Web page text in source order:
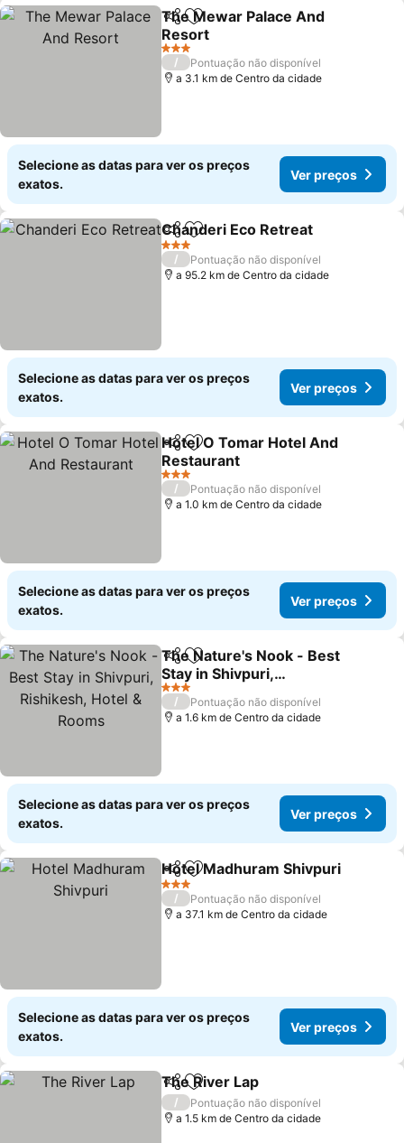
PartilharAdicionar aos favoritos
The Mewar Palace And
Resort
Ver preços
3 Estrelas
/
Pontuação não disponível
a 3.1 km de Centro da cidade
Selecione as datas para ver os preços
exatos.
Ver preços
PartilharAdicionar aos favoritos
Chanderi Eco Retreat
3 Estrelas
/
Pontuação não disponível
a 95.2 km de Centro da cidade
Selecione as datas para ver os preços
exatos.
Ver preços
PartilharAdicionar aos favoritos
Hotel O Tomar Hotel And
Restaurant
Ver preços
3 Estrelas
/
Pontuação não disponível
a 1.0 km de Centro da cidade
Selecione as datas para ver os preços
exatos.
Ver preços
PartilharAdicionar aos favoritos
The Nature's Nook - Best
Stay in Shivpuri,
Rishikesh, Hotel & Rooms
Ver preços
3 Estrelas
/
Pontuação não disponível
a 1.6 km de Centro da cidade
Selecione as datas para ver os preços
exatos.
Ver preços
PartilharAdicionar aos favoritos
Hotel Madhuram Shivpuri
3 Estrelas
/
Pontuação não disponível
a 37.1 km de Centro da cidade
Selecione as datas para ver os preços
exatos.
Ver preços
PartilharAdicionar aos favoritos
The River Lap
/
Pontuação não disponível
a 1.5 km de Centro da cidade